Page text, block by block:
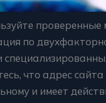
по
что адрес
и имеет